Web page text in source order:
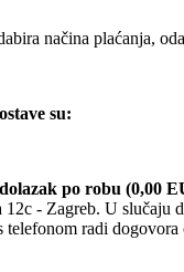
načina plaćanja,
su:
po robu (0,00
12c - Zagreb. U slučaju
telefonom radi